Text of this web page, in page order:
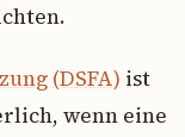
(DSFA) ist
wenn eine